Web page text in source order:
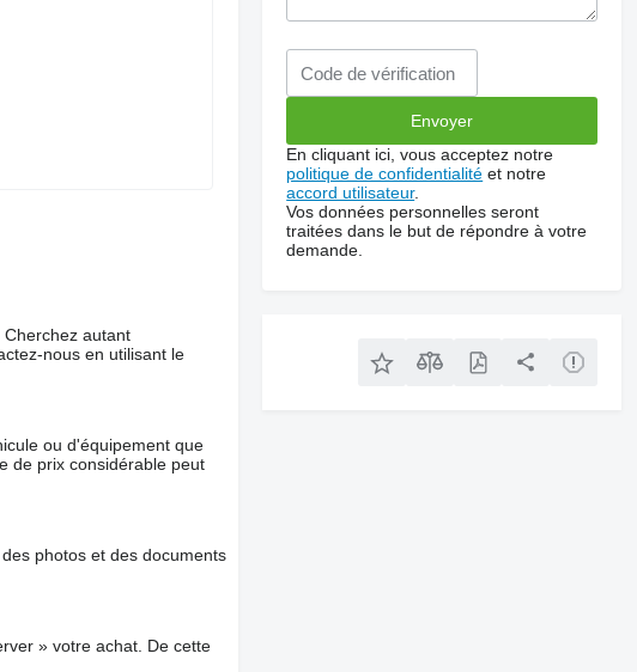
autant
nous en utilisant le
ou d'équipement que
de prix considérable peut
photos et des documents
» votre achat. De cette
En cliquant ici, vous acceptez notre
politique de confidentialité et notre
accord utilisateur.
Vos données personnelles seront
traitées dans le but de répondre à votre
demande.